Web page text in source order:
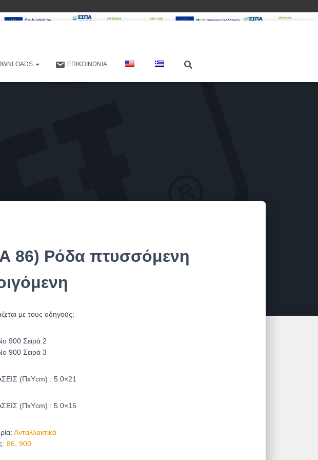
ΕΠΙΚΟΙΝΩΝΊΑ
86) Ρόδα πτυσσόμενη
με τους οδηγούς:
900 Σειρά 2
900 Σειρά 3
(ΠxYcm) : 5.0×21
(ΠxYcm) : 5.0×15
Ανταλλακτικά
86 900